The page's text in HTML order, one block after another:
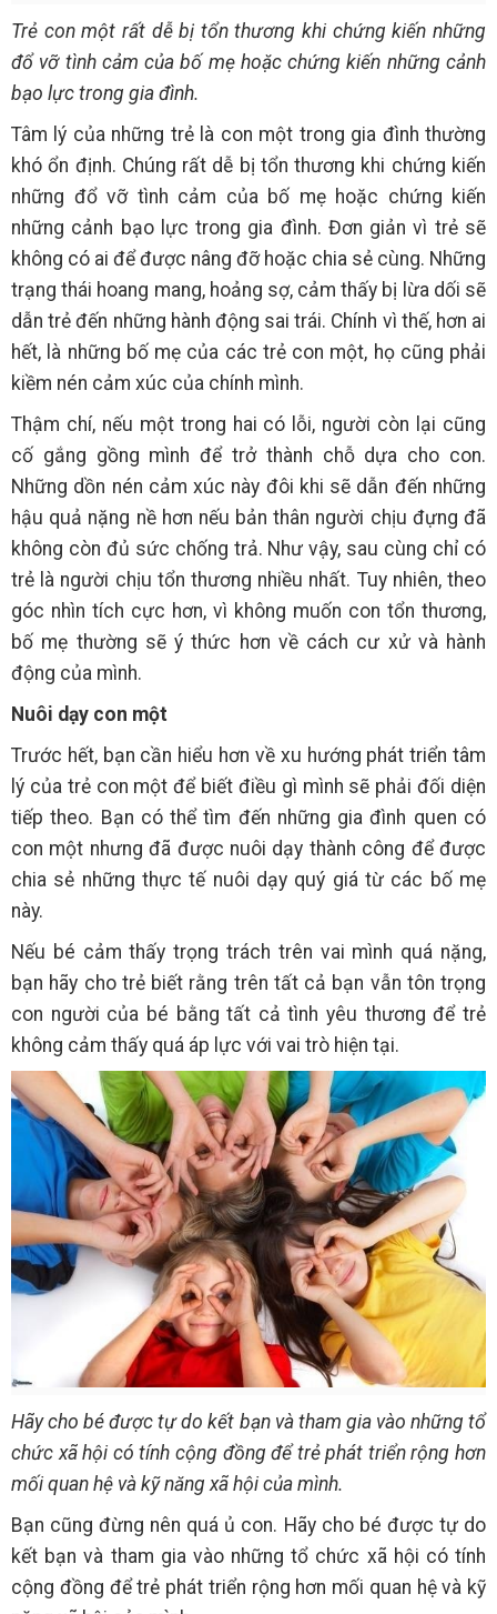
Trẻ con một rất dễ bị tổn thương khi chứng kiến những
đổ vỡ tình cảm của bố mẹ hoặc chứng kiến những cảnh
bạo lực trong gia đình.
Tâm lý của những trẻ là con một trong gia đình thường
khó ổn định. Chúng rất dễ bị tổn thương khi chứng kiến
những đổ vỡ tình cảm của bố mẹ hoặc chứng kiến
những cảnh bạo lực trong gia đình. Đơn giản vì trẻ sẽ
không có ai để được nâng đỡ hoặc chia sẻ cùng. Những
trạng thái hoang mang, hoảng sợ, cảm thấy bị lừa dối sẽ
dẫn trẻ đến những hành động sai trái. Chính vì thế, hơn ai
hết, là những bố mẹ của các trẻ con một, họ cũng phải
kiềm nén cảm xúc của chính mình.
Thậm chí, nếu một trong hai có lỗi, người còn lại cũng
cố gắng gồng mình để trở thành chỗ dựa cho con.
Những dồn nén cảm xúc này đôi khi sẽ dẫn đến những
hậu quả nặng nề hơn nếu bản thân người chịu đựng đã
không còn đủ sức chống trả. Như vậy, sau cùng chỉ có
trẻ là người chịu tổn thương nhiều nhất. Tuy nhiên, theo
góc nhìn tích cực hơn, vì không muốn con tổn thương,
bố mẹ thường sẽ ý thức hơn về cách cư xử và hành
động của mình.
Nuôi dạy con một
Trước hết, bạn cần hiểu hơn về xu hướng phát triển tâm
lý của trẻ con một để biết điều gì mình sẽ phải đối diện
tiếp theo. Bạn có thể tìm đến những gia đình quen có
con một nhưng đã được nuôi dạy thành công để được
chia sẻ những thực tế nuôi dạy quý giá từ các bố mẹ
này.
Nếu bé cảm thấy trọng trách trên vai mình quá nặng,
bạn hãy cho trẻ biết rằng trên tất cả bạn vẫn tôn trọng
con người của bé bằng tất cả tình yêu thương để trẻ
không cảm thấy quá áp lực với vai trò hiện tại.
Hãy cho bé được tự do kết bạn và tham gia vào những tổ
chức xã hội có tính cộng đồng để trẻ phát triển rộng hơn
mối quan hệ và kỹ năng xã hội của mình.
Bạn cũng đừng nên quá ủ con. Hãy cho bé được tự do
kết bạn và tham gia vào những tổ chức xã hội có tính
cộng đồng để trẻ phát triển rộng hơn mối quan hệ và kỹ